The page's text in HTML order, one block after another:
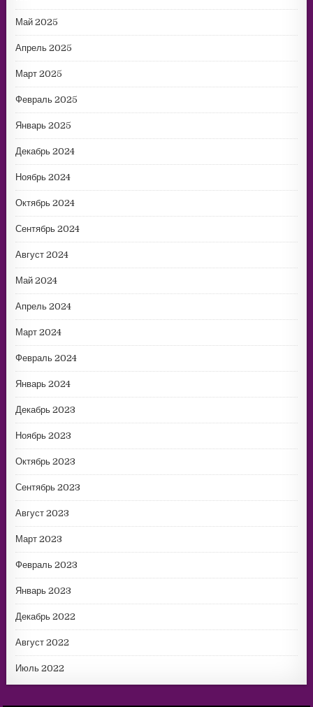
Май 2025
Апрель 2025
Март 2025
Февраль 2025
Январь 2025
Декабрь 2024
Ноябрь 2024
Октябрь 2024
Сентябрь 2024
Август 2024
Май 2024
Апрель 2024
Март 2024
Февраль 2024
Январь 2024
Декабрь 2023
Ноябрь 2023
Октябрь 2023
Сентябрь 2023
Август 2023
Март 2023
Февраль 2023
Январь 2023
Декабрь 2022
Август 2022
Июль 2022